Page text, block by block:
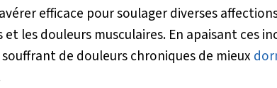
efficace pour soulager diverses
les douleurs musculaires. En apaisant ces
de douleurs chroniques de mieux